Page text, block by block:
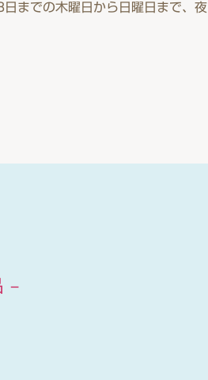
までの木曜日から日曜日まで、夜
–